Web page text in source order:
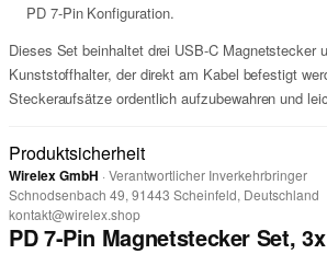
PD 7-Pin Konfiguration.
Dieses Set beinhaltet drei USB-C Magnetstecker
Kunststoffhalter, der direkt am Kabel befestigt
Steckeraufsätze ordentlich aufzubewahren und
Produktsicherheit
Wirelex GmbH · Verantwortlicher Inverkehrbringer
Schnodsenbach 49, 91443 Scheinfeld, Deutschland
kontakt@wirelex.shop
PD 7-Pin Magnetstecker Set,